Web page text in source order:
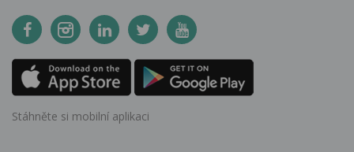
Stáhněte si mobilní aplikaci